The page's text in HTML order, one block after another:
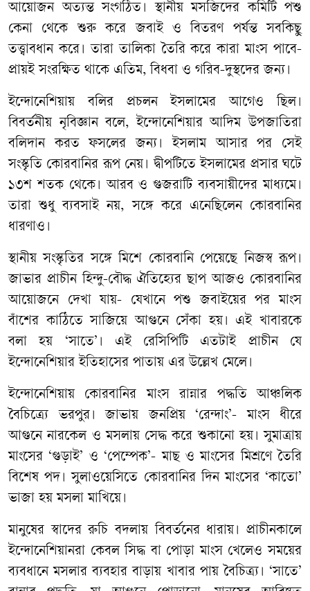
আয়োজন অত্যন্ত সংগঠিত। স্থানীয় মসজিদের কমিটি পশু
কেনা থেকে শুরু করে জবাই ও বিতরণ পর্যন্ত সবকিছু
তত্ত্বাবধান করে। তারা তালিকা তৈরি করে কারা মাংস পাবে-
প্রায়ই সংরক্ষিত থাকে এতিম, বিধবা ও গরিব-দুস্থদের জন্য।
ইন্দোনেশিয়ায় বলির প্রচলন ইসলামের আগেও ছিল।
বিবর্তনীয় নৃবিজ্ঞান বলে, ইন্দোনেশিয়ার আদিম উপজাতিরা
বলিদান করত ফসলের জন্য। ইসলাম আসার পর সেই
সংস্কৃতি কোরবানির রূপ নেয়। দ্বীপটিতে ইসলামের প্রসার ঘটে
১৩শ শতক থেকে। আরব ও গুজরাটি ব্যবসায়ীদের মাধ্যমে।
তারা শুধু ব্যবসাই নয়, সঙ্গে করে এনেছিলেন কোরবানির
ধারণাও।
স্থানীয় সংস্কৃতির সঙ্গে মিশে কোরবানি পেয়েছে নিজস্ব রূপ।
জাভার প্রাচীন হিন্দু-বৌদ্ধ ঐতিহ্যের ছাপ আজও কোরবানির
আয়োজনে দেখা যায়- যেখানে পশু জবাইয়ের পর মাংস
বাঁশের কাঠিতে সাজিয়ে আগুনে সেঁকা হয়। এই খাবারকে
বলা হয় ‘সাতে’। এই রেসিপিটি এতটাই প্রাচীন যে
ইন্দোনেশিয়ার ইতিহাসের পাতায় এর উল্লেখ মেলে।
ইন্দোনেশিয়ায় কোরবানির মাংস রান্নার পদ্ধতি আঞ্চলিক
বৈচিত্র্যে ভরপুর। জাভায় জনপ্রিয় ‘রেন্দাং’- মাংস ধীরে
আগুনে নারকেল ও মসলায় সেদ্ধ করে শুকানো হয়। সুমাত্রায়
মাংসের ‘গুড়াই’ ও ‘পেম্পেক’- মাছ ও মাংসের মিশ্রণে তৈরি
বিশেষ পদ। সুলাওয়েসিতে কোরবানির দিন মাংসের ‘কাতো’
ভাজা হয় মসলা মাখিয়ে।
মানুষের স্বাদের রুচি বদলায় বিবর্তনের ধারায়। প্রাচীনকালে
ইন্দোনেশিয়ানরা কেবল সিদ্ধ বা পোড়া মাংস খেলেও সময়ের
ব্যবধানে মসলার ব্যবহার বাড়ায় খাবার পায় বৈচিত্র্য। ‘সাতে’